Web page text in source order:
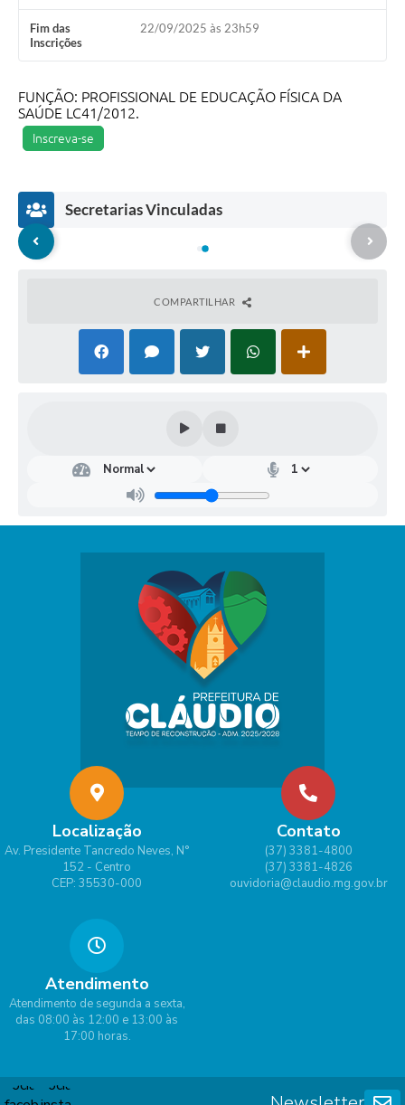
Fim das
Inscrições
22/09/2025 às 23h59
FUNÇÃO: PROFISSIONAL DE EDUCAÇÃO FÍSICA DA
SAÚDE LC41/2012.
Inscreva-se
Secretarias Vinculadas
men
nici
COMPARTILHAR
Localização
Av. Presidente Tancredo Neves, N°
152 - Centro
CEP: 35530-000
Contato
(37) 3381-4800
(37) 3381-4826
ouvidoria@claudio.mg.gov.br
Atendimento
Atendimento de segunda a sexta,
das 08:00 às 12:00 e 13:00 às
17:00 horas.